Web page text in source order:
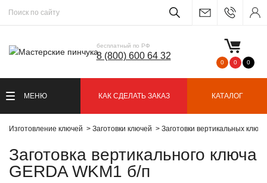
бесплатный по РФ
8 (800) 600 64 32
0 0 0
МЕНЮ КАК СДЕЛАТЬ ЗАКАЗ КАТАЛОГ
Изготовление ключей Заготовки ключей Заготовки вертикальных
Заготовка вертикального ключа
GERDA WKM1 б/п